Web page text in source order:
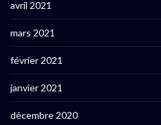
avril 2021
mars 2021
février 2021
janvier 2021
décembre 2020